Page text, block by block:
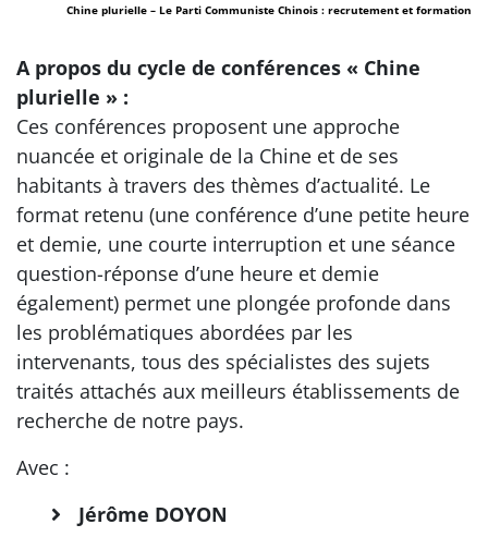
Chine plurielle – Le Parti Communiste Chinois : recrutement et formation
A propos du cycle de conférences « Chine
plurielle » :
Ces conférences proposent une approche
nuancée et originale de la Chine et de ses
habitants à travers des thèmes d’actualité. Le
format retenu (une conférence d’une petite heure
et demie, une courte interruption et une séance
question-réponse d’une heure et demie
également) permet une plongée profonde dans
les problématiques abordées par les
intervenants, tous des spécialistes des sujets
traités attachés aux meilleurs établissements de
recherche de notre pays.
Avec :
Jérôme DOYON